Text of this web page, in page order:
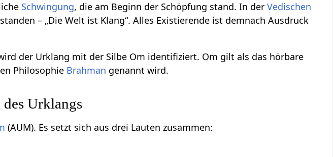
Schwingung, die am Beginn der Schöpfung stand. In derVedischen
– „Die Welt ist Klang“. Alles Existierende ist demnach Ausdruck
der Urklang mit der Silbe Om identifiziert. Om gilt als das hörbare
Philosophie Brahman genannt wird.
Urklangs
(AUM). Es setzt sich aus drei Lauten zusammen: